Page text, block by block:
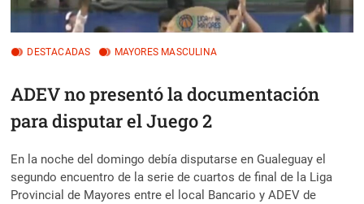
DESTACADAS MAYORES MASCULINA
ADEV no presentó la documentación
para disputar el Juego 2
En la noche del domingo debía disputarse en Gualeguay el
segundo encuentro de la serie de cuartos de final de la Liga
Provincial de Mayores entre el local Bancario y ADEV de